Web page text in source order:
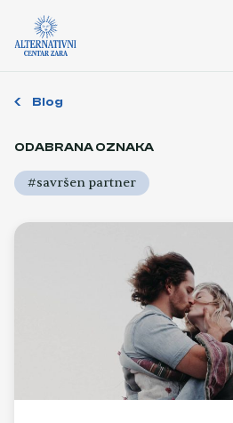
Blog
ODABRANA OZNAKA
#savršen partner